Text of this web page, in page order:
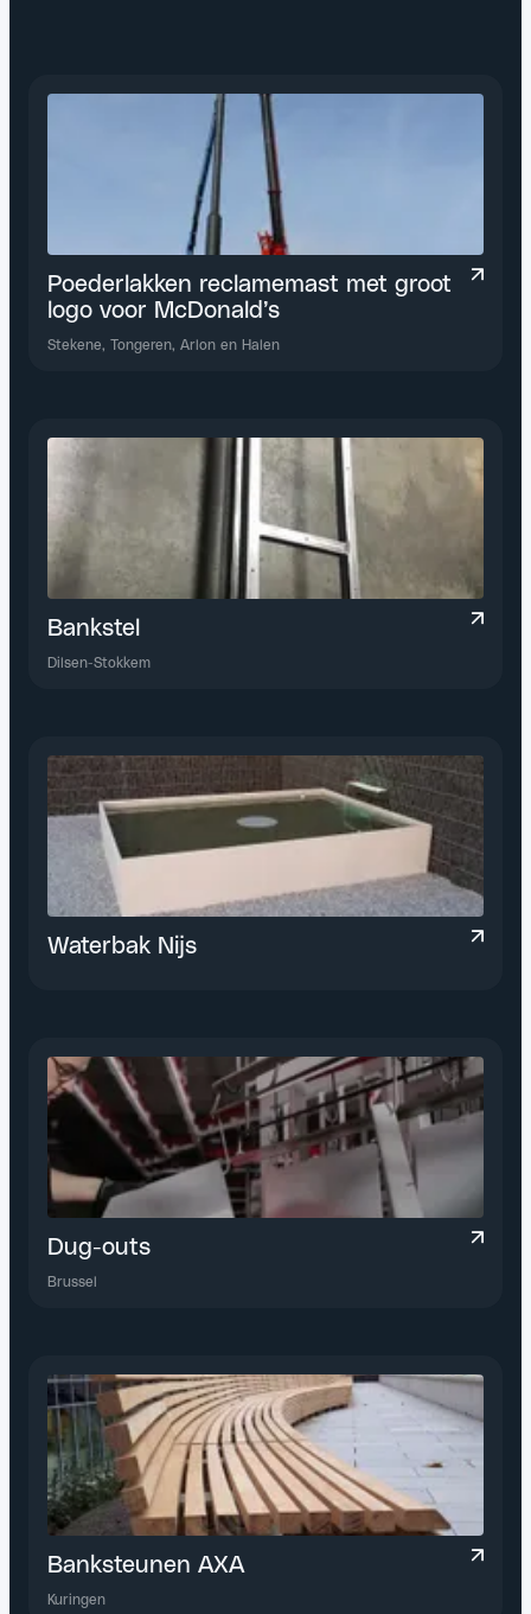
Poederlakken reclamemast met groot
logo voor McDonald’s
Stekene, Tongeren, Arlon en Halen
Bankstel
Dilsen-Stokkem
Waterbak Nijs
Dug-outs
Brussel
Banksteunen AXA
Kuringen